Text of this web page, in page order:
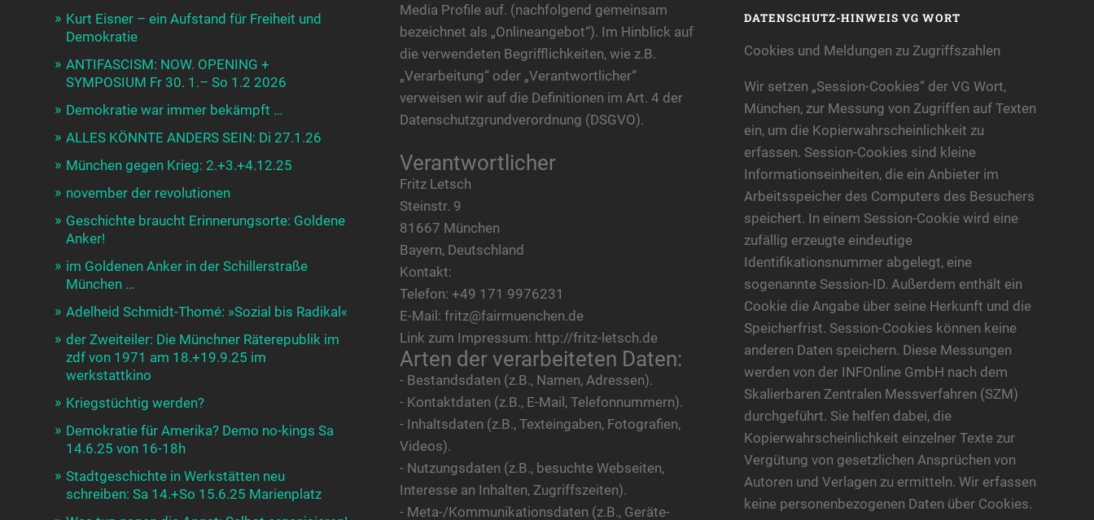
Kurt Eisner – ein Aufstand für Freiheit und
Demokratie
ANTIFASCISM: NOW. OPENING +
SYMPOSIUM Fr 30. 1.– So 1.2 2026
Demokratie war immer bekämpft …
ALLES KÖNNTE ANDERS SEIN: Di 27.1.26
München gegen Krieg: 2.+3.+4.12.25
november der revolutionen
Geschichte braucht Erinnerungsorte: Goldene
Anker!
im Goldenen Anker in der Schillerstraße
München …
Adelheid Schmidt-Thomé: »Sozial bis Radikal«
der Zweiteiler: Die Münchner Räterepublik im
zdf von 1971 am 18.+19.9.25 im
werkstattkino
Kriegstüchtig werden?
Demokratie für Amerika? Demo no-kings Sa
14.6.25 von 16-18h
Stadtgeschichte in Werkstätten neu
schreiben: Sa 14.+So 15.6.25 Marienplatz
Media Profile auf. (nachfolgend gemeinsam
bezeichnet als „Onlineangebot“). Im Hinblick auf
die verwendeten Begrifflichkeiten, wie z.B.
„Verarbeitung“ oder „Verantwortlicher“
verweisen wir auf die Definitionen im Art. 4 der
Datenschutzgrundverordnung (DSGVO).
Verantwortlicher
Fritz Letsch
Steinstr. 9
81667 München
Bayern, Deutschland
Kontakt:
Telefon: +49 171 9976231
E-Mail: fritz@fairmuenchen.de
Link zum Impressum: http://fritz-letsch.de
Arten der verarbeiteten Daten:
- Bestandsdaten (z.B., Namen, Adressen).
- Kontaktdaten (z.B., E-Mail, Telefonnummern).
- Inhaltsdaten (z.B., Texteingaben, Fotografien,
Videos).
- Nutzungsdaten (z.B., besuchte Webseiten,
Interesse an Inhalten, Zugriffszeiten).
- Meta-/Kommunikationsdaten (z.B., Geräte-
DATENSCHUTZ-HINWEIS VG WORT
Cookies und Meldungen zu Zugriffszahlen
Wir setzen „Session-Cookies“ der VG Wort,
München, zur Messung von Zugriffen auf Texten
ein, um die Kopierwahrscheinlichkeit zu
erfassen. Session-Cookies sind kleine
Informationseinheiten, die ein Anbieter im
Arbeitsspeicher des Computers des Besuchers
speichert. In einem Session-Cookie wird eine
zufällig erzeugte eindeutige
Identifikationsnummer abgelegt, eine
sogenannte Session-ID. Außerdem enthält ein
Cookie die Angabe über seine Herkunft und die
Speicherfrist. Session-Cookies können keine
anderen Daten speichern. Diese Messungen
werden von der INFOnline GmbH nach dem
Skalierbaren Zentralen Messverfahren (SZM)
durchgeführt. Sie helfen dabei, die
Kopierwahrscheinlichkeit einzelner Texte zur
Vergütung von gesetzlichen Ansprüchen von
Autoren und Verlagen zu ermitteln. Wir erfassen
keine personenbezogenen Daten über Cookies.